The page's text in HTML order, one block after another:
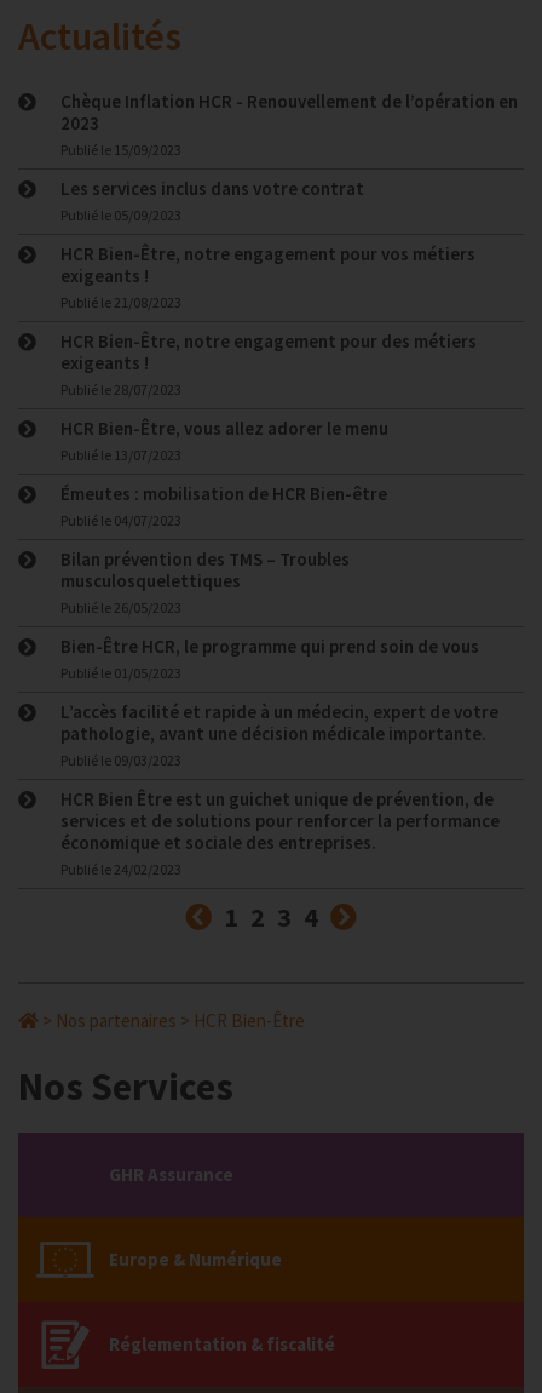
Actualités
Chèque Inflation HCR - Renouvellement de l’opération en
2023
Publié le 15/09/2023
Les services inclus dans votre contrat
Publié le 05/09/2023
HCR Bien-Être, notre engagement pour vos métiers
exigeants !
Publié le 21/08/2023
HCR Bien-Être, notre engagement pour des métiers
exigeants !
Publié le 28/07/2023
HCR Bien-Être, vous allez adorer le menu
Publié le 13/07/2023
Émeutes : mobilisation de HCR Bien-être
Publié le 04/07/2023
Bilan prévention des TMS – Troubles
musculosquelettiques
Publié le 26/05/2023
Bien-Être HCR, le programme qui prend soin de vous
Publié le 01/05/2023
L’accès facilité et rapide à un médecin, expert de votre
pathologie, avant une décision médicale importante.
Publié le 09/03/2023
HCR Bien Être est un guichet unique de prévention, de
services et de solutions pour renforcer la performance
économique et sociale des entreprises.
Publié le 24/02/2023
Précédent
1 2 3 4
> Nos partenaires > HCR Bien-Être
Nos Services
GHR Assurance
Europe & Numérique
Réglementation & fiscalité